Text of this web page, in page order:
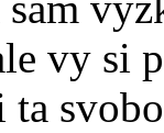
vy si
ta